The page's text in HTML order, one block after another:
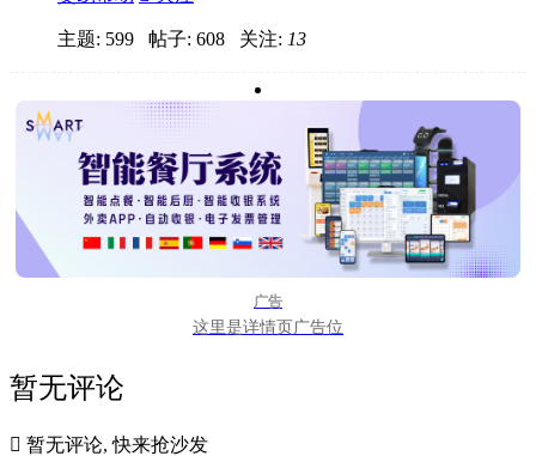
主题: 599 帖子: 608 关注: 13
广告
这里是详情页广告位
暂无评论
 暂无评论, 快来抢沙发